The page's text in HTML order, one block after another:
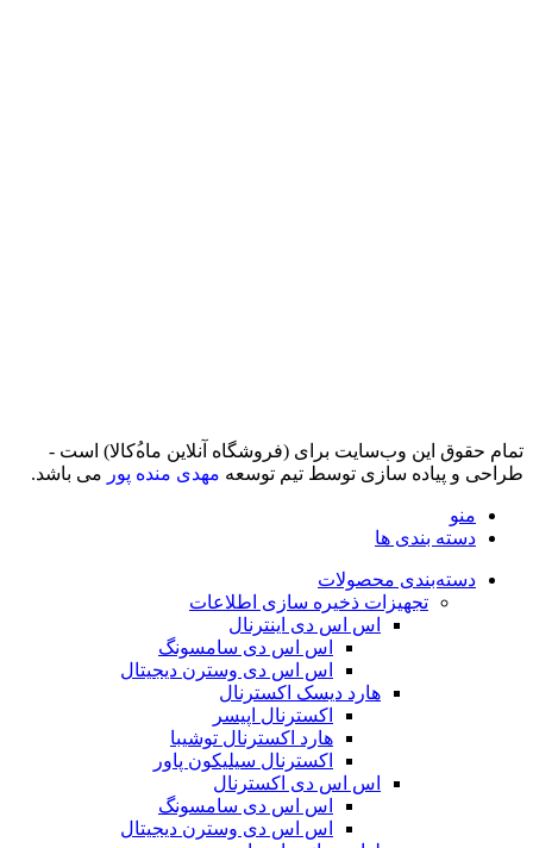
تمام حقوق اين وب‌سايت برای (فروشگاه آنلاین ماه‌‌‌‌‌‌ُکالا) است -
طراحی و پیاده سازی توسط تیم توسعه مهدی منده پور می باشد.
منو
دسته بندی ها
دسته‌بندی محصولات
تجهیزات ذخیره سازی اطلاعات
اس اس دی اینترنال
اس اس دی سامسونگ
اس اس دی وسترن دیجیتال
هارد دیسک اکسترنال
اکسترنال اپیسر
هارد اکسترنال توشیبا
اکسترنال سیلیکون پاور
اس اس دی اکسترنال
اس اس دی سامسونگ
اس اس دی وسترن دیجیتال